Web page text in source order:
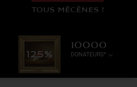
TOUS MÉCÈNES !
125%
10000
DONATEURS*